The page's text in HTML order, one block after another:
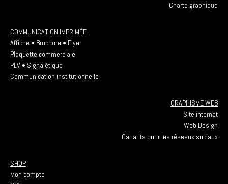
Charte graphique
COMMUNICATION IMPRIMÉE
Affiche • Brochure • Flyer
Plaquette commerciale
PLV • Signalétique
Communication institutionnelle
GRAPHISME WEB
Site internet
Web Design
Gabarits pour les réseaux sociaux
SHOP
Mon compte